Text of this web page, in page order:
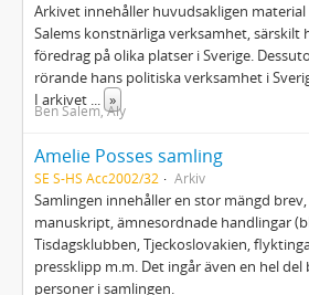
Arkivet innehåller huvudsakligen material
Salems konstnärliga verksamhet, särskilt
föredrag på olika platser i Sverige.
rörande hans politiska verksamhet i
I arkivet ... »
Ben Salem, Aly
Amelie Posses samling
SE S-HS Acc2002/32 Arkiv
Samlingen innehåller en stor mängd
manuskript, ämnesordnade handlingar
Tisdagsklubben, Tjeckoslovakien,
pressklipp m.m. Det ingår även en hel
personer i samlingen.